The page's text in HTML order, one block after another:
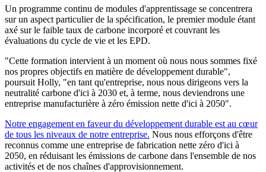
Un programme continu de modules d'apprentissage se concentrera
sur un aspect particulier de la spécification, le premier module étant
axé sur le faible taux de carbone incorporé et couvrant les
évaluations du cycle de vie et les EPD.
"Cette formation intervient à un moment où nous nous sommes fixé
nos propres objectifs en matière de développement durable",
poursuit Holly, "en tant qu'entreprise, nous nous dirigeons vers la
neutralité carbone d'ici à 2030 et, à terme, nous deviendrons une
entreprise manufacturière à zéro émission nette d'ici à 2050".
Notre engagement en faveur du développement durable est au cœur
de tous les niveaux de notre entreprise. Nous nous efforçons d'être
reconnus comme une entreprise de fabrication nette zéro d'ici à
2050, en réduisant les émissions de carbone dans l'ensemble de nos
activités et de nos chaînes d'approvisionnement.